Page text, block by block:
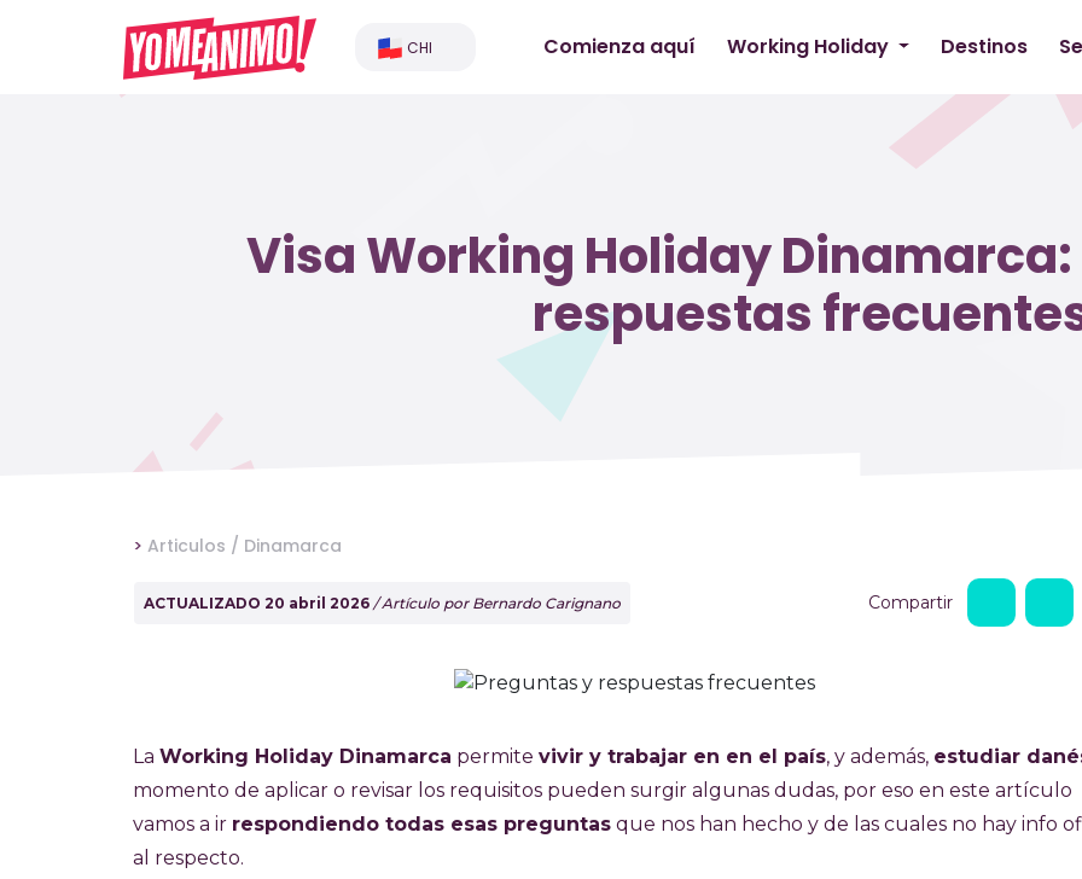
CHI Comienza aquí Working Holiday Destinos
Visa Working Holiday
respuestas
> Articulos / Dinamarca
ACTUALIZADO 20 abril 2026 / Artículo por Bernardo Carignano Compartir
La Working Holiday Dinamarca permite vivir y trabajar en en el país, y además, estudiar
momento de aplicar o revisar los requisitos pueden surgir algunas dudas, por eso en este artículo
vamos a ir respondiendo todas esas preguntas que nos han hecho y de las cuales no hay info
al respecto.